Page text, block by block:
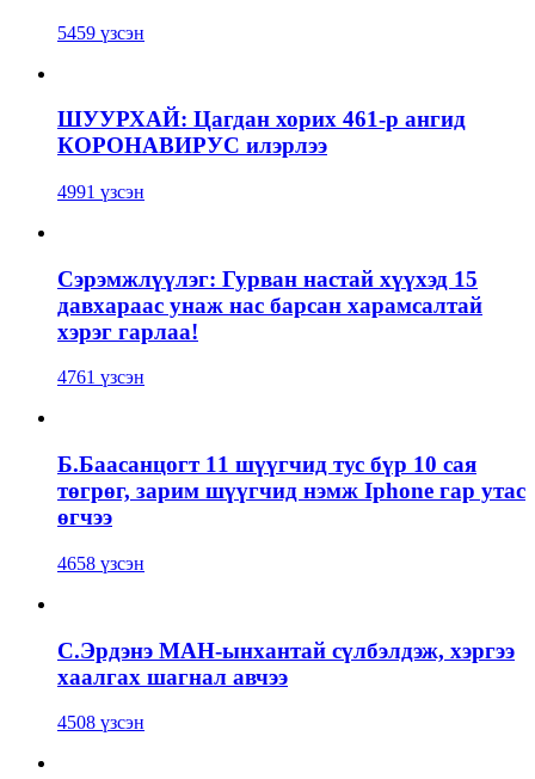
5459 үзсэн
ШУУРХАЙ: Цагдан хорих 461-р ангид
КОРОНАВИРУС илэрлээ
4991 үзсэн
Сэрэмжлүүлэг: Гурван настай хүүхэд 15
давхараас унаж нас барсан харамсалтай
хэрэг гарлаа!
4761 үзсэн
Б.Баасанцогт 11 шүүгчид тус бүр 10 сая
төгрөг, зарим шүүгчид нэмж Iphone гар утас
өгчээ
4658 үзсэн
С.Эрдэнэ МАН-ынхантай сүлбэлдэж, хэргээ
хаалгах шагнал авчээ
4508 үзсэн